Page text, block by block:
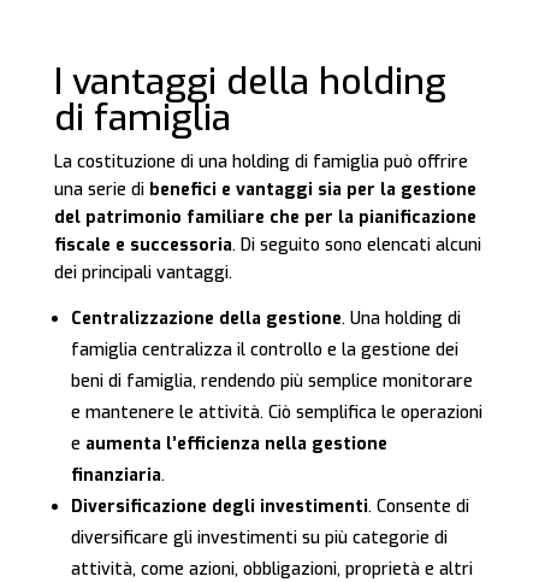
I vantaggi della holding
di famiglia
La costituzione di una holding di famiglia può offrire
una serie di benefici e vantaggi sia per la gestione
del patrimonio familiare che per la pianificazione
fiscale e successoria. Di seguito sono elencati alcuni
dei principali vantaggi.
Centralizzazione della gestione. Una holding di
famiglia centralizza il controllo e la gestione dei
beni di famiglia, rendendo più semplice monitorare
e mantenere le attività. Ciò semplifica le operazioni
e aumenta l’efficienza nella gestione
finanziaria.
Diversificazione degli investimenti. Consente di
diversificare gli investimenti su più categorie di
attività, come azioni, obbligazioni, proprietà e altri